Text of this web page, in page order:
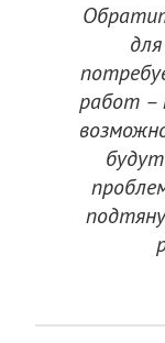
работ –